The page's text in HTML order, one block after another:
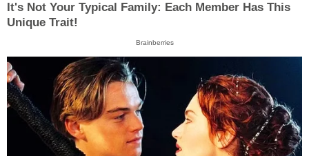
It's Not Your Typical Family: Each Member Has This
Unique Trait!
Brainberries